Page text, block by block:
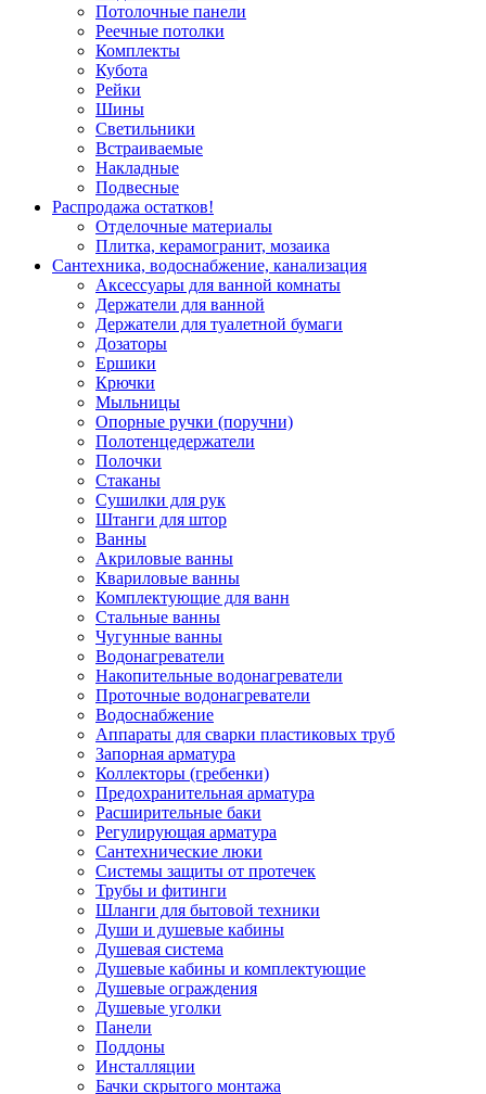
Потолочные панели
Реечные потолки
Комплекты
Кубота
Рейки
Шины
Светильники
Встраиваемые
Накладные
Подвесные
Распродажа остатков!
Отделочные материалы
Плитка, керамогранит, мозаика
Сантехника, водоснабжение, канализация
Аксессуары для ванной комнаты
Держатели для ванной
Держатели для туалетной бумаги
Дозаторы
Ершики
Крючки
Мыльницы
Опорные ручки (поручни)
Полотенцедержатели
Полочки
Стаканы
Сушилки для рук
Штанги для штор
Ванны
Акриловые ванны
Квариловые ванны
Комплектующие для ванн
Стальные ванны
Чугунные ванны
Водонагреватели
Накопительные водонагреватели
Проточные водонагреватели
Водоснабжение
Аппараты для сварки пластиковых труб
Запорная арматура
Коллекторы (гребенки)
Предохранительная арматура
Расширительные баки
Регулирующая арматура
Сантехнические люки
Системы защиты от протечек
Трубы и фитинги
Шланги для бытовой техники
Души и душевые кабины
Душевая система
Душевые кабины и комплектующие
Душевые ограждения
Душевые уголки
Панели
Поддоны
Инсталляции
Бачки скрытого монтажа